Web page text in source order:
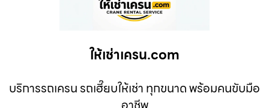
ให้เช่าเครน.com
บริการรถเครน รถเฮี๊ยบให้เช่า ทุกขนาด พร้อมคนขับมือ